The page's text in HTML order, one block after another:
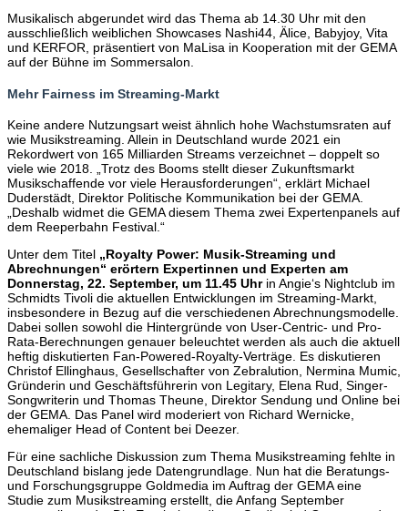
Musikalisch abgerundet wird das Thema ab 14.30 Uhr mit den
ausschließlich weiblichen Showcases Nashi44, Älice, Babyjoy, Vita
und KERFOR, präsentiert von MaLisa in Kooperation mit der GEMA
auf der Bühne im Sommersalon.
Mehr Fairness im Streaming-Markt
Keine andere Nutzungsart weist ähnlich hohe Wachstumsraten auf
wie Musikstreaming. Allein in Deutschland wurde 2021 ein
Rekordwert von 165 Milliarden Streams verzeichnet – doppelt so
viele wie 2018. „Trotz des Booms stellt dieser Zukunftsmarkt
Musikschaffende vor viele Herausforderungen“, erklärt Michael
Duderstädt, Direktor Politische Kommunikation bei der GEMA.
„Deshalb widmet die GEMA diesem Thema zwei Expertenpanels auf
dem Reeperbahn Festival.“
Unter dem Titel „Royalty Power: Musik-Streaming und
Abrechnungen“ erörtern Expertinnen und Experten am
Donnerstag, 22. September, um 11.45 Uhrin Angie‘s Nightclub im
Schmidts Tivoli die aktuellen Entwicklungen im Streaming-Markt,
insbesondere in Bezug auf die verschiedenen Abrechnungsmodelle.
Dabei sollen sowohl die Hintergründe von User-Centric- und Pro-
Rata-Berechnungen genauer beleuchtet werden als auch die aktuell
heftig diskutierten Fan-Powered-Royalty-Verträge. Es diskutieren
Christof Ellinghaus, Gesellschafter von Zebralution, Nermina Mumic,
Gründerin und Geschäftsführerin von Legitary, Elena Rud, Singer-
Songwriterin und Thomas Theune, Direktor Sendung und Online bei
der GEMA. Das Panel wird moderiert von Richard Wernicke,
ehemaliger Head of Content bei Deezer.
Für eine sachliche Diskussion zum Thema Musikstreaming fehlte in
Deutschland bislang jede Datengrundlage. Nun hat die Beratungs-
und Forschungsgruppe Goldmedia im Auftrag der GEMA eine
Studie zum Musikstreaming erstellt, die Anfang September